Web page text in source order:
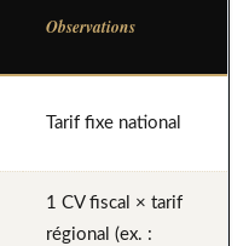
Observations
Tarif fixe national
1 CV fiscal × tarif
régional (ex. :